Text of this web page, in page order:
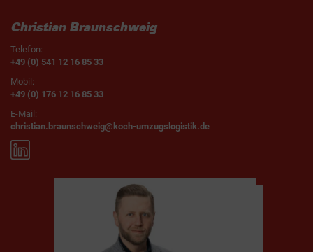
Christian Braunschweig
Telefon:
+49 (0) 541 12 16 85 33
Mobil:
+49 (0) 176 12 16 85 33
E-Mail:
christian.braunschweig@koch-umzugslogistik.de